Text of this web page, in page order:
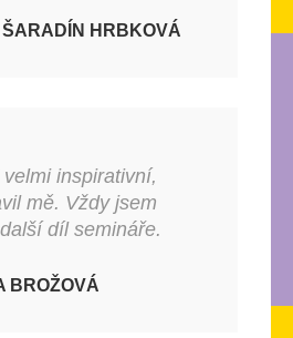
ŠARADÍN HRBKOVÁ
inspirativní,
mě. Vždy jsem
díl semináře.
BROŽOVÁ